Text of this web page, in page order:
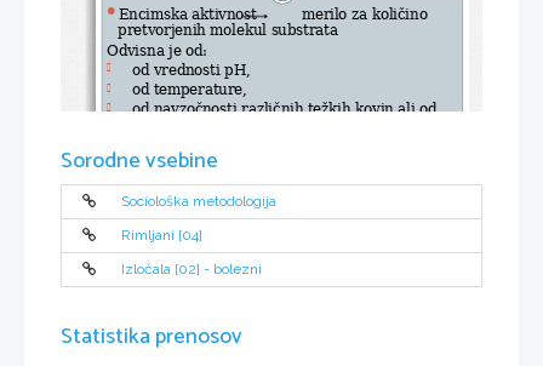
 Encimska aktivnost          merilo za količino
pretvorjenih molekul substrata
Odvisna je od:
 od vrednosti pH,
 od temperature,

od navzočnosti različnih težkih kovin ali od
ZGRADBA ENCIMA
Iz beljakovinskega in nebeljakovinskega dela
Sorodne vsebine
Sociološka metodologija
Rimljani [04]
Izločala [02] - bolezni
Statistika prenosov